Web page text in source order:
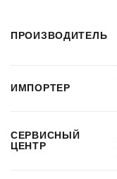
ПРОИЗВОДИТЕЛЬ
ИМПОРТЕР
СЕРВИСНЫЙ
ЦЕНТР